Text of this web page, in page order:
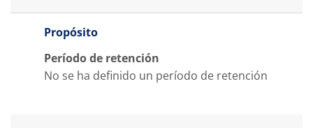
Propósito
Período de retención
No se ha definido un período de retención